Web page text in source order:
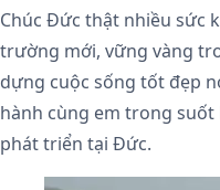
Chúc Đức thật nhiều sức
trường mới, vững vàng
dựng cuộc sống tốt đẹp
hành cùng em trong suốt
phát triển tại Đức.